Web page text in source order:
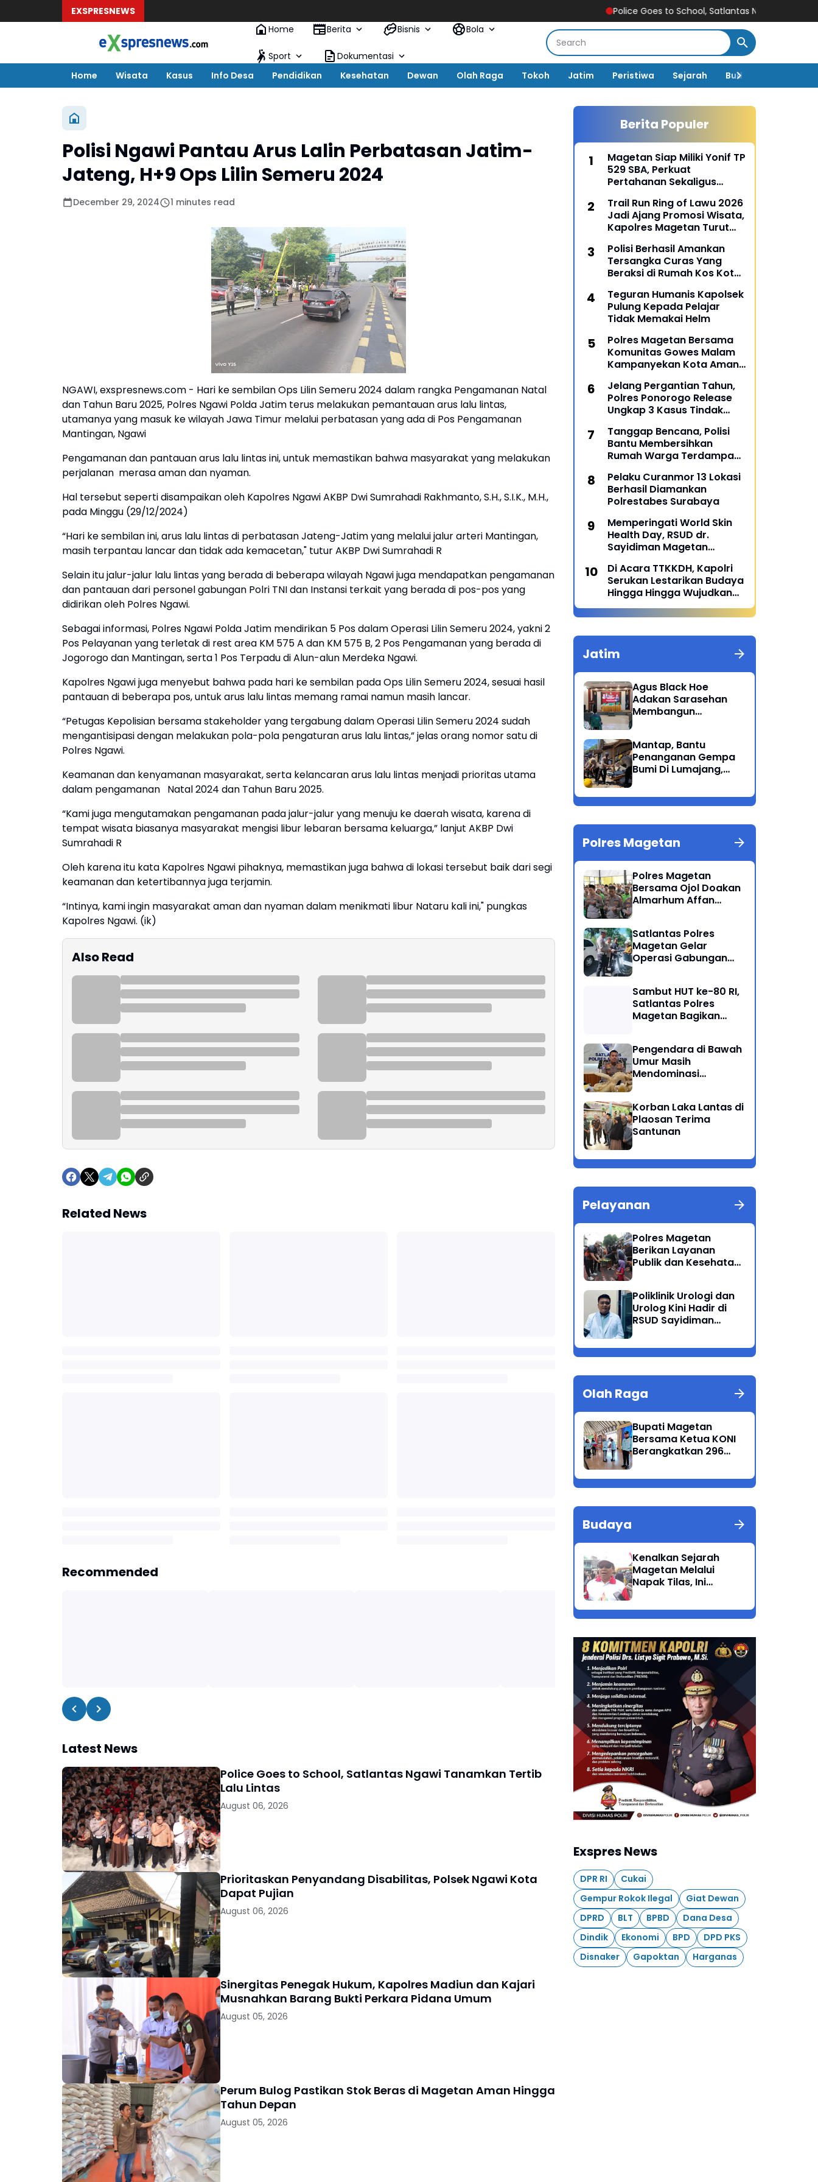
EXSPRESNEWS
Police Goes to School, Satlantas Ngawi Tanamkan Tertib
Home
Berita Bisnis Bola
Sport
Dokumentasi
Home
Wisata Kasus Info Desa Pendidikan Kesehatan Dewan Olah Raga Tokoh Jatim Peristiwa Sejarah Budaya
Polisi Ngawi Pantau Arus Lalin Perbatasan Jatim-
Jateng, H+9 Ops Lilin Semeru 2024
December 29, 2024 1 minutes read
NGAWI, exspresnews.com - Hari ke sembilan Ops Lilin Semeru 2024 dalam rangka Pengamanan Natal
dan Tahun Baru 2025, Polres Ngawi Polda Jatim terus melakukan pemantauan arus lalu lintas,
utamanya yang masuk ke wilayah Jawa Timur melalui perbatasan yang ada di Pos Pengamanan
Mantingan, Ngawi
Pengamanan dan pantauan arus lalu lintas ini, untuk memastikan bahwa masyarakat yang melakukan
perjalanan merasa aman dan nyaman.
Hal tersebut seperti disampaikan oleh Kapolres Ngawi AKBP Dwi Sumrahadi Rakhmanto, S.H., S.I.K., M.H.,
pada Minggu (29/12/2024)
“Hari ke sembilan ini, arus lalu lintas di perbatasan Jateng-Jatim yang melalui jalur arteri Mantingan,
masih terpantau lancar dan tidak ada kemacetan," tutur AKBP Dwi Sumrahadi R
Selain itu jalur-jalur lalu lintas yang berada di beberapa wilayah Ngawi juga mendapatkan pengamanan
dan pantauan dari personel gabungan Polri TNI dan Instansi terkait yang berada di pos-pos yang
didirikan oleh Polres Ngawi.
Sebagai informasi, Polres Ngawi Polda Jatim mendirikan 5 Pos dalam Operasi Lilin Semeru 2024, yakni 2
Pos Pelayanan yang terletak di rest area KM 575 A dan KM 575 B, 2 Pos Pengamanan yang berada di
Jogorogo dan Mantingan, serta 1 Pos Terpadu di Alun-alun Merdeka Ngawi.
Kapolres Ngawi juga menyebut bahwa pada hari ke sembilan pada Ops Lilin Semeru 2024, sesuai hasil
pantauan di beberapa pos, untuk arus lalu lintas memang ramai namun masih lancar.
“Petugas Kepolisian bersama stakeholder yang tergabung dalam Operasi Lilin Semeru 2024 sudah
mengantisipasi dengan melakukan pola-pola pengaturan arus lalu lintas,” jelas orang nomor satu di
Polres Ngawi.
Keamanan dan kenyamanan masyarakat, serta kelancaran arus lalu lintas menjadi prioritas utama
dalam pengamanan Natal 2024 dan Tahun Baru 2025.
“Kami juga mengutamakan pengamanan pada jalur-jalur yang menuju ke daerah wisata, karena di
tempat wisata biasanya masyarakat mengisi libur lebaran bersama keluarga,” lanjut AKBP Dwi
Sumrahadi R
Oleh karena itu kata Kapolres Ngawi pihaknya, memastikan juga bahwa di lokasi tersebut baik dari segi
keamanan dan ketertibannya juga terjamin.
“Intinya, kami ingin masyarakat aman dan nyaman dalam menikmati libur Nataru kali ini," pungkas
Kapolres Ngawi. (ik)
Also Read
Related News
Recommended
Latest News
Police Goes to School, Satlantas Ngawi Tanamkan Tertib
Lalu Lintas
August 06, 2026
Prioritaskan Penyandang Disabilitas, Polsek Ngawi Kota
Dapat Pujian
August 06, 2026
Sinergitas Penegak Hukum, Kapolres Madiun dan Kajari
Musnahkan Barang Bukti Perkara Pidana Umum
August 05, 2026
Perum Bulog Pastikan Stok Beras di Magetan Aman Hingga
Tahun Depan
August 05, 2026
Berita Populer
Magetan Siap Miliki Yonif TP
529 SBA, Perkuat
Pertahanan Sekaligus
Daerah
Trail Run Ring of Lawu 2026
Jadi Ajang Promosi Wisata,
Kapolres Magetan Turut
Polisi Berhasil Amankan
Tersangka Curas Yang
Beraksi di Rumah Kos Kota
Teguran Humanis Kapolsek
Pulung Kepada Pelajar
Tidak Memakai Helm
Polres Magetan Bersama
Komunitas Gowes Malam
Kampanyekan Kota Aman
Jelang Pergantian Tahun,
Polres Ponorogo Release
Ungkap 3 Kasus Tindak
Tanggap Bencana, Polisi
Bantu Membersihkan
Rumah Warga Terdampak
Pelaku Curanmor 13 Lokasi
Berhasil Diamankan
Polrestabes Surabaya
Memperingati World Skin
Health Day, RSUD dr.
Sayidiman Magetan
'Bahaya Kosmetik Online'
Di Acara TTKKDH, Kapolri
Serukan Lestarikan Budaya
Hingga Hingga Wujudkan
SDM Unggul
Jatim
Agus Black Hoe
Adakan Sarasehan
Membangun
Dikalangan
Masyarakat Magetan
Mantap, Bantu
Penanganan Gempa
Bumi Di Lumajang,
berikan bantuan
Polres Magetan
Polres Magetan
Bersama Ojol Doakan
Almarhum Affan
Rasa di Jakarta
Satlantas Polres
Magetan Gelar
Operasi Gabungan
Sambut HUT ke-80 RI,
Satlantas Polres
Magetan Bagikan
Pengendara di Bawah
Umur Masih
Mendominasi
Korban Laka Lantas di
Plaosan Terima
Santunan
Pelayanan
Polres Magetan
Berikan Layanan
Publik dan Kesehatan
Poliklinik Urologi dan
Urolog Kini Hadir di
RSUD Sayidiman
Olah Raga
Bupati Magetan
Bersama Ketua KONI
Berangkatkan 296
Jatim 2025
Budaya
Kenalkan Sejarah
Magetan Melalui
Napak Tilas, Ini
Kadis Dikpora.
Exspres News
DPR RI
Cukai
Gempur Rokok Ilegal
Giat Dewan
DPRD
BLT BPBD
Dana Desa
Dindik
Ekonomi BPD
DPD PKS
Disnaker
Gapoktan Harganas